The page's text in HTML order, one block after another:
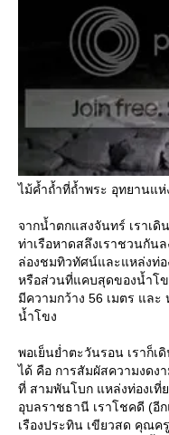
ไม้ค้ำถ้ำที่ถ้ำพระ อุทยานแ
จากน้ำตกแสงจันทร์ เราเ
ท่าเรือหาดสลึงเราชวนกันล
ล่องชมทิวทัศน์และแหล่งท่อ
หรือส่วนที่แคบสุดของน้ำโ
มีความกว้าง 56 เมตร แล
น้ำโขง
พอเย็นย่ำตะวันรอน เราก็
ได้ คือ การสัมผัสความงดง
ที่ สามพันโบก แหล่งท่องเที่
อุบลราชธานี เราโชคดี (อี
เรืองประทิน เขียวสด คุณค